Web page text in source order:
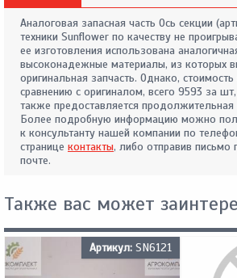
Аналоговая запасная часть Ось секции
техники Sunflower по качеству не
ее изготовления использована
высоконадежные материалы, из которых
оригинальная запчасть. Однако,
сравнению с оригиналом, всего 9593 за
также предоставляется продолжительная
Более подробную информацию можно
к консультанту нашей компании по
странице контакты, либо отправив письмо
почте.
Также вас может
Артикул: SN6121